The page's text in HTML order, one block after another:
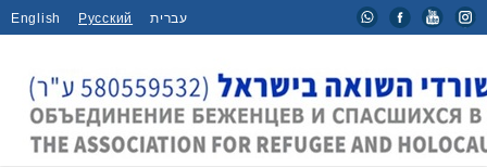
English Русский עברית
Главная / Мероприятия /